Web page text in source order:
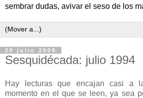
sembrar dudas, avivar el seso de los
20 julio 2009
Sesquidécada: julio 1994
Hay lecturas que encajan casi a
momento en el que se leen, ya sea